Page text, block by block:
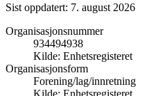
Sist oppdatert: 7. august 2026
Organisasjonsnummer
934494938
Kilde: Enhetsregisteret
Organisasjonsform
Forening/lag/innretning
Kilde: Enhetsregisteret